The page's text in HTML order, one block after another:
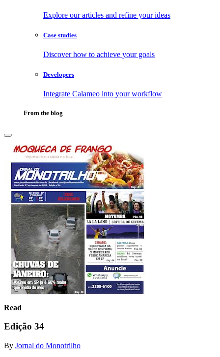
Explore our articles and refine your ideas
Case studies
Discover how to achieve your goals
Developers
Integrate Calameo into your workflow
From the blog
Read
Edição 34
By Jornal do Monotrilho